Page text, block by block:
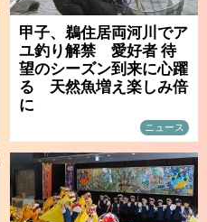
甲子、鵜住居両河川でア
ユ釣り解禁 愛好者 待
望のシーズン到来に心躍
る 天然魚増え楽しみ倍
に
ニュース